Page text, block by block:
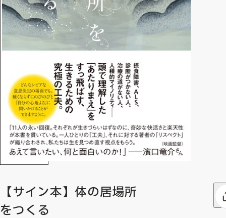
【サイン本】体の居場所
をつくる